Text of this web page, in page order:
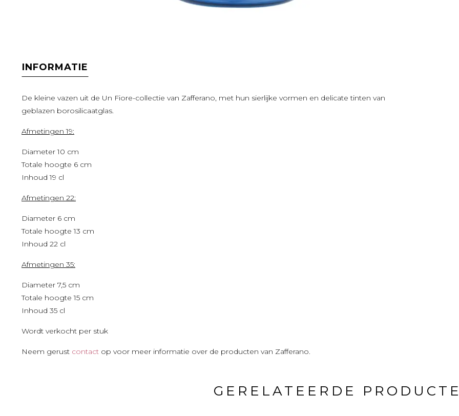
INFORMATIE
De kleine vazen uit de Un Fiore-collectie van Zafferano, met hun sierlijke vormen en delicate tinten van
geblazen borosilicaatglas.
Afmetingen 19:
Diameter 10 cm
Totale hoogte 6 cm
Inhoud 19 cl
Afmetingen 22:
Diameter 6 cm
Totale hoogte 13 cm
Inhoud 22 cl
Afmetingen 35:
Diameter 7,5 cm
Totale hoogte 15 cm
Inhoud 35 cl
Wordt verkocht per stuk
Neem gerust contact op voor meer informatie over de producten van Zafferano.
GERELATEERDE